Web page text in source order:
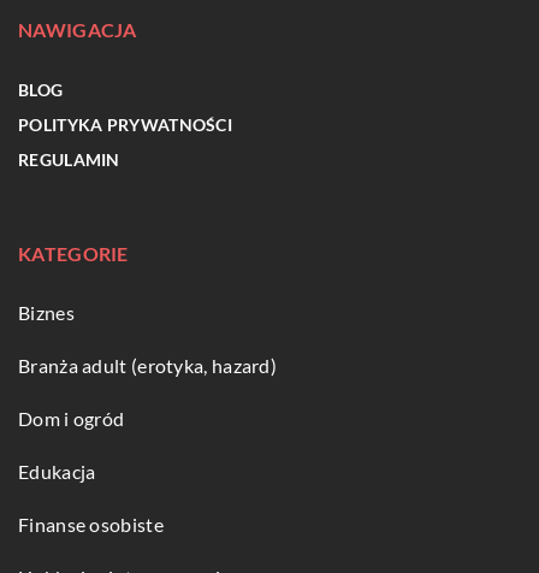
NAWIGACJA
BLOG
POLITYKA PRYWATNOŚCI
REGULAMIN
KATEGORIE
Biznes
Branża adult (erotyka, hazard)
Dom i ogród
Edukacja
Finanse osobiste